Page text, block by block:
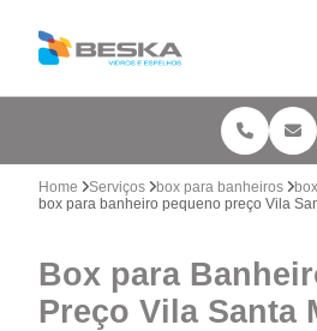
Home Serviços box para banheiros
box para banheiro pequeno preço Vila
Box para
Preço Vila Santa